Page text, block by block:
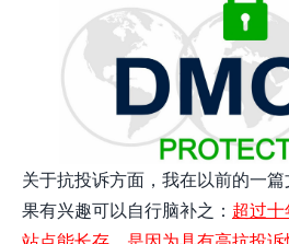
关于抗投诉方面，我在以前的一
果有兴趣可以自行脑补之： 超过